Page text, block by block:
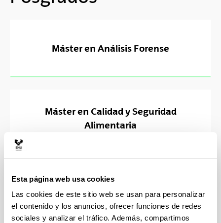
Esta página web usa cookies
Las cookies de este sitio web se usan para personalizar
el contenido y los anuncios, ofrecer funciones de redes
sociales y analizar el tráfico. Además, compartimos
Máster en Análisis Forense
Máster en Calidad y Seguridad
Alimentaria